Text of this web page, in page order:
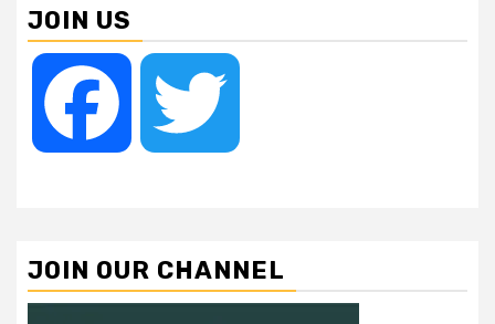
JOIN US
Facebook
JOIN OUR CHANNEL